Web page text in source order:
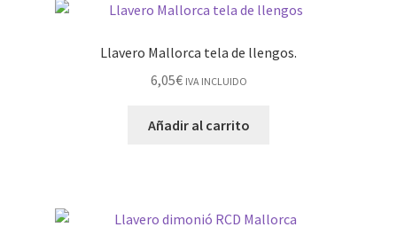
Llavero Mallorca tela de llengos.
6,05€ IVA INCLUIDO
Añadir al carrito